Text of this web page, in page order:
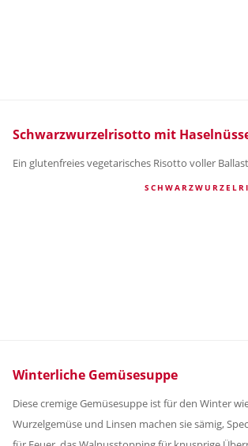
Schwarzwurzelrisotto mit
Ein glutenfreies vegetarisches Risotto voller
Winterliche Gemüsesuppe
Diese cremige Gemüsesuppe ist für den Winter
Wurzelgemüse und Linsen machen sie sämig,